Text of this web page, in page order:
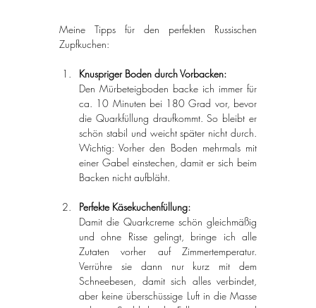
Meine Tipps für den perfekten Russischen
Zupfkuchen:
Knuspriger Boden durch Vorbacken:
Den Mürbeteigboden backe ich immer für
ca. 10 Minuten bei 180 Grad vor, bevor
die Quarkfüllung draufkommt. So bleibt er
schön stabil und weicht später nicht durch.
Wichtig: Vorher den Boden mehrmals mit
einer Gabel einstechen, damit er sich beim
Backen nicht aufbläht.
Perfekte Käsekuchenfüllung:
Damit die Quarkcreme schön gleichmäßig
und ohne Risse gelingt, bringe ich alle
Zutaten vorher auf Zimmertemperatur.
Verrühre sie dann nur kurz mit dem
Schneebesen, damit sich alles verbindet,
aber keine überschüssige Luft in die Masse